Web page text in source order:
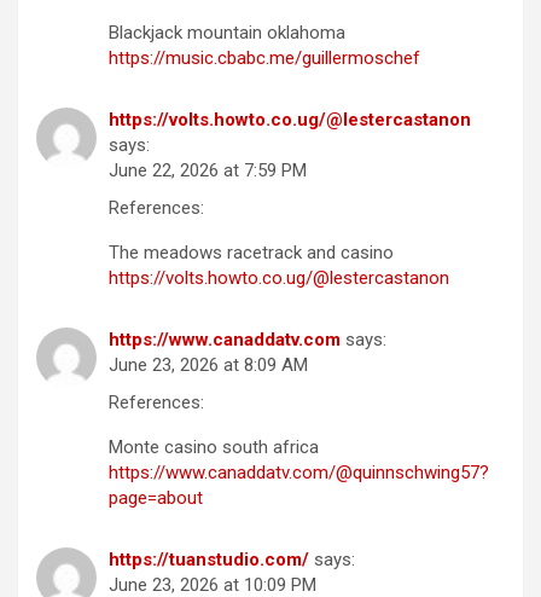
Blackjack mountain oklahoma
https://music.cbabc.me/guillermoschef
https://volts.howto.co.ug/@lestercastanon
says:
June 22, 2026 at 7:59 PM
References:
The meadows racetrack and casino
https://volts.howto.co.ug/@lestercastanon
https://www.canaddatv.com says:
June 23, 2026 at 8:09 AM
References:
Monte casino south africa
https://www.canaddatv.com/@quinnschwing57?
page=about
https://tuanstudio.com/ says:
June 23, 2026 at 10:09 PM